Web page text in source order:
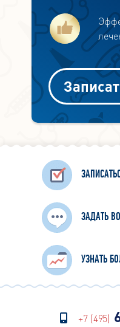
ЗАДАТЬ
УЗНАТЬ
+7 (495)